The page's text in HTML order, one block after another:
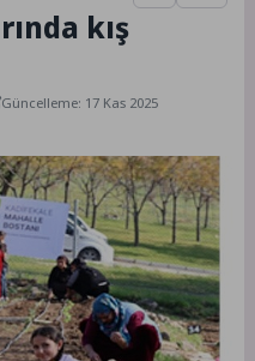
kış
Güncelleme: 17 Kas 2025